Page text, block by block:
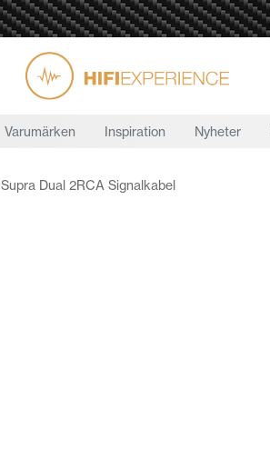
Varumärken Inspiration Nyheter
Supra Dual 2RCA Signalkabel